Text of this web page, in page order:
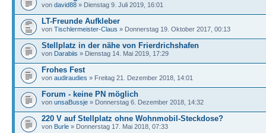
von david88 » Dienstag 9. Juli 2019, 16:01
LT-Freunde Aufkleber
von Tischlermeister-Claus » Donnerstag 19. Oktober 2017, 00:13
Stellplatz in der nähe von Frierdrichshafen
von Darabiis » Dienstag 14. Mai 2019, 17:29
Frohes Fest
von audiraudies » Freitag 21. Dezember 2018, 14:01
Forum - keine PN möglich
von unsaBussje » Donnerstag 6. Dezember 2018, 14:32
220 V auf Stellplatz ohne Wohnmobil-Steckdose?
von Burle » Donnerstag 17. Mai 2018, 07:33